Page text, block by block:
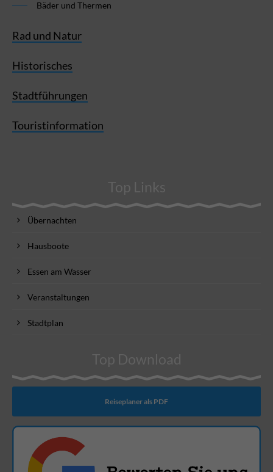
Bäder und Thermen
Rad und Natur
Historisches
Stadtführungen
Touristinformation
Top Links
Übernachten
Hausboote
Essen am Wasser
Veranstaltungen
Stadtplan
Top Download
Reiseplaner als PDF